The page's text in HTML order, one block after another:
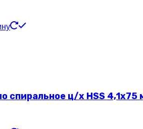
спиральное ц/х HSS 4,1х75